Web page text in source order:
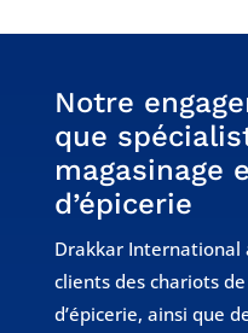
Notre
que
magasinage
d’épicerie
Drakkar International
clients des chariots
d’épicerie, ainsi que